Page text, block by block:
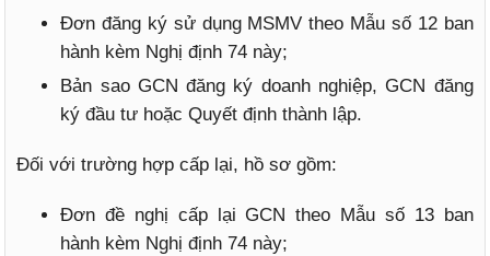
Đơn đăng ký sử dụng MSMV theo Mẫu số 12 ban
hành kèm Nghị định 74 này;
Bản sao GCN đăng ký doanh nghiệp, GCN đăng
ký đầu tư hoặc Quyết định thành lập.
Đối với trường hợp cấp lại, hồ sơ gồm:
Đơn đề nghị cấp lại GCN theo Mẫu số 13 ban
hành kèm Nghị định 74 này;